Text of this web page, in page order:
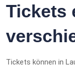
Tickets
Tickets können in